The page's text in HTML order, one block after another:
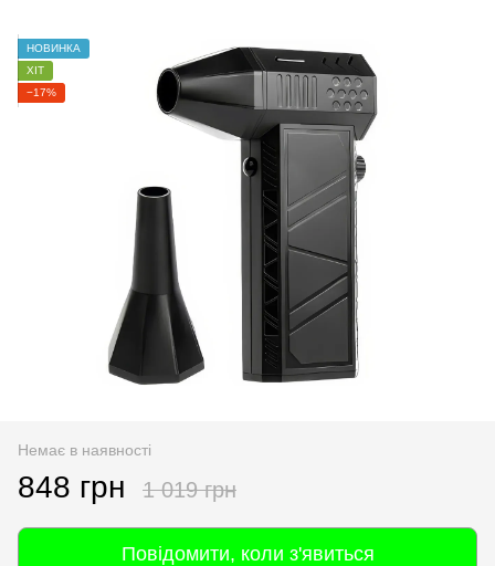
НОВИНКА
ХІТ
−17%
Немає в наявності
848 грн 1 019 грн
Повідомити, коли з'явиться